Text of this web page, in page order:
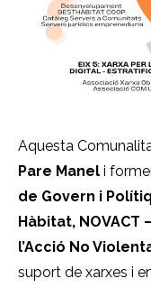
Aquesta
Pare Manel i
de Govern i
Hàbitat,
l’Acció No
suport de xarxes i